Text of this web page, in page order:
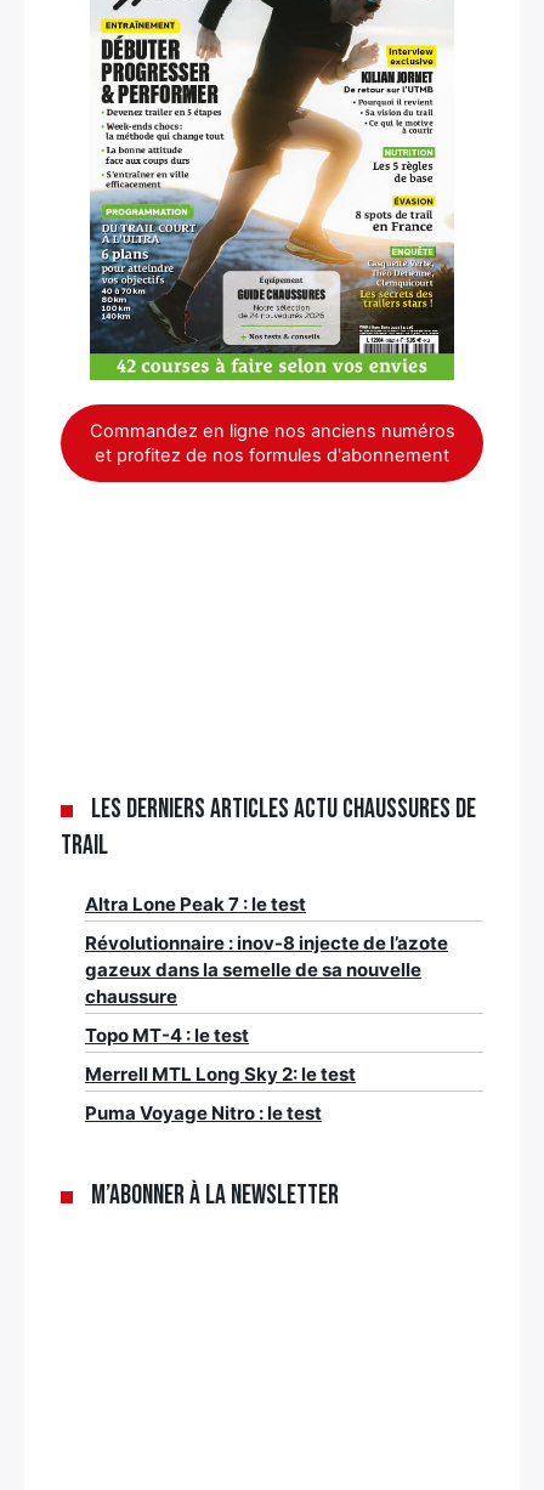
Commandez en ligne nos anciens numéros
et profitez de nos formules d'abonnement
Les derniers articles Actu chaussures de
trail
Altra Lone Peak 7 : le test
Révolutionnaire : inov-8 injecte de l’azote
gazeux dans la semelle de sa nouvelle
chaussure
Topo MT-4 : le test
Merrell MTL Long Sky 2: le test
Puma Voyage Nitro : le test
M’abonner à la newsletter